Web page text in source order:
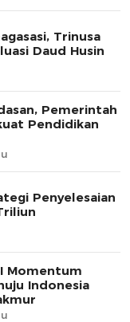
Trinusa
Daud Husin
Pemerintah
Pendidikan
Penyelesaian
Momentum
Indonesia